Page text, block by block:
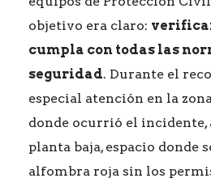
objetivo era claro:
cumpla con todas las
seguridad. Durante el
especial atención en la
donde ocurrió el incidente,
planta baja, espacio donde
alfombra roja sin los